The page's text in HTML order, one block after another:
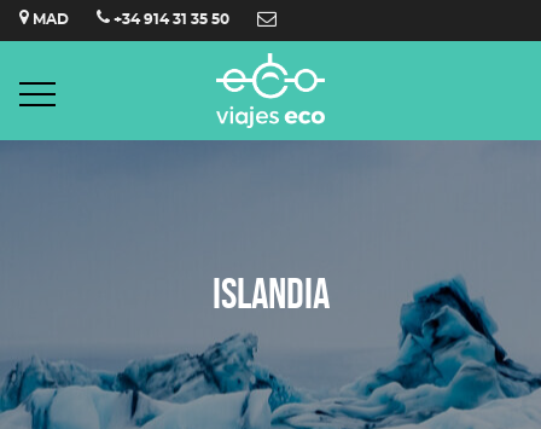
Saltar
al
MAD +34 914 31 35 50
ISLANDIA